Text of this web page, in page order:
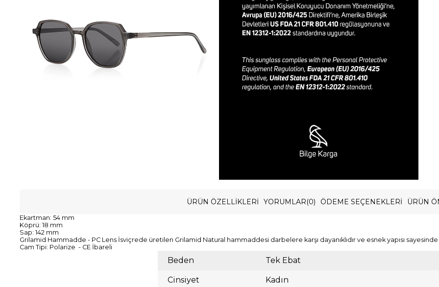
ÜRÜN ÖZELLIKLERI YORUMLAR(0) ÖDEME SEÇENEKLERI ÜRÜN
Ekartman: 54 mm
Köprü: 18 mm
Sap: 142 mm
Grilamid Hammadde - PC Lens İsviçrede üretilen Grilamid Natural hammaddesi darbelere karşı dayanıklıdır ve esnek yapısı sayesinde
Cam Tipi: Polarize - CE İbareli
Beden Tek Ebat
Cinsiyet Kadın